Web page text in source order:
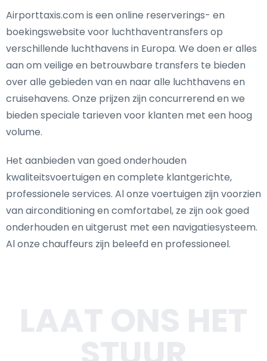
Airporttaxis.com is een online reserverings- en
boekingswebsite voor luchthaventransfers op
verschillende luchthavens in Europa. We doen er alles
aan om veilige en betrouwbare transfers te bieden
over alle gebieden van en naar alle luchthavens en
cruisehavens. Onze prijzen zijn concurrerend en we
bieden speciale tarieven voor klanten met een hoog
volume.
Het aanbieden van goed onderhouden
kwaliteitsvoertuigen en complete klantgerichte,
professionele services. Al onze voertuigen zijn voorzien
van airconditioning en comfortabel, ze zijn ook goed
onderhouden en uitgerust met een navigatiesysteem.
Al onze chauffeurs zijn beleefd en professioneel.